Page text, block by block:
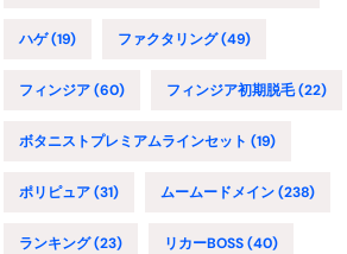
ハゲ(19) ファクタリング(49)
フィンジア(60) フィンジア初期脱毛(22)
ボタニストプレミアムラインセット (19)
ポリピュア(31) ムームードメイン(238)
ランキング(23) リカーBOSS(40)